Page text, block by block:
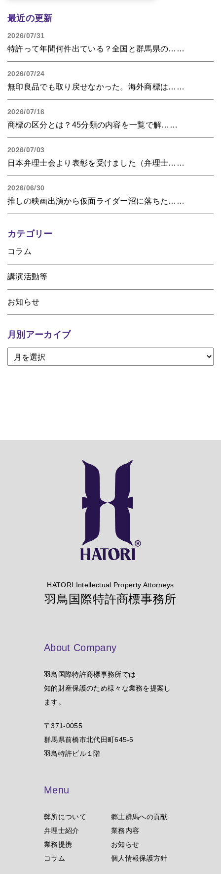
最近の更新
2026/07/31
特許って年間何件出ている？全国と群馬県の……
2026/07/24
無印良品でも取り戻せなかった。海外商標は……
2026/07/16
商標の区分とは？45分類の内容を一覧で解……
2026/07/03
日本弁理士会より表彰を受けました（弁理士……
2026/06/30
推しの映画出演から仮面ライダー沼に落ちた……
カテゴリー
コラム
講演活動等
お知らせ
月別アーカイブ
HATORI Intellectual Property Attorneys
羽鳥国際特許商標事務所
About Company
羽鳥国際特許商標事務所では
知的財産保護のため様々な業務を提案し
ます。
〒371-0055
群馬県前橋市北代田町645-5
羽鳥特許ビル１階
Menu
弊所について
郷土群馬への貢献
弁理士紹介
業務内容
業務提携
お知らせ
コラム
個人情報保護方針